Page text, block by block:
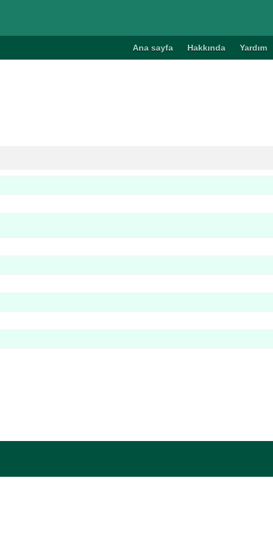
Ana sayfa Hakkında Yardım